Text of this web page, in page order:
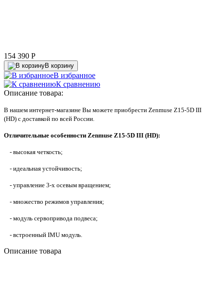
154 390 P
В корзину
В избранное
К сравнению
Описание товара:
В нашем интернет-магазине Вы можете приобрести Zenmuse Z15-5D III
(HD) с доставкой по всей России.
Отличительные особенности Zenmuse Z15-5D III (HD):
- высокая четкость;
- идеальная устойчивость;
- управление 3-х осевым вращением;
- множество режимов управления;
- модуль сервопривода подвеса;
- встроенный IMU модуль.
Описание товара